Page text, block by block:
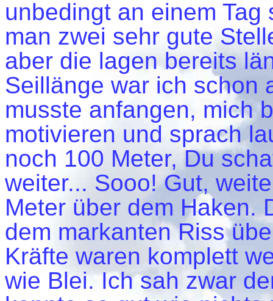
unbedingt an einem
man zwei sehr gute
aber die lagen bereits
Seillänge war ich schon
musste anfangen, mich
motivieren und sprach
noch 100 Meter, Du
weiter... Sooo! Gut,
Meter über dem Haken.
dem markanten Riss
Kräfte waren komplett
wie Blei. Ich sah zwar